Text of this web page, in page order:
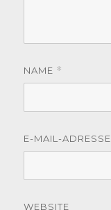
NAME *
E-MAIL-ADRESSE
WEBSITE